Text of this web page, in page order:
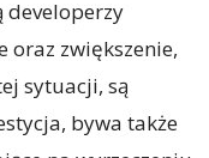
developerzy
oraz zwiększenie,
sytuacji, są
bywa także